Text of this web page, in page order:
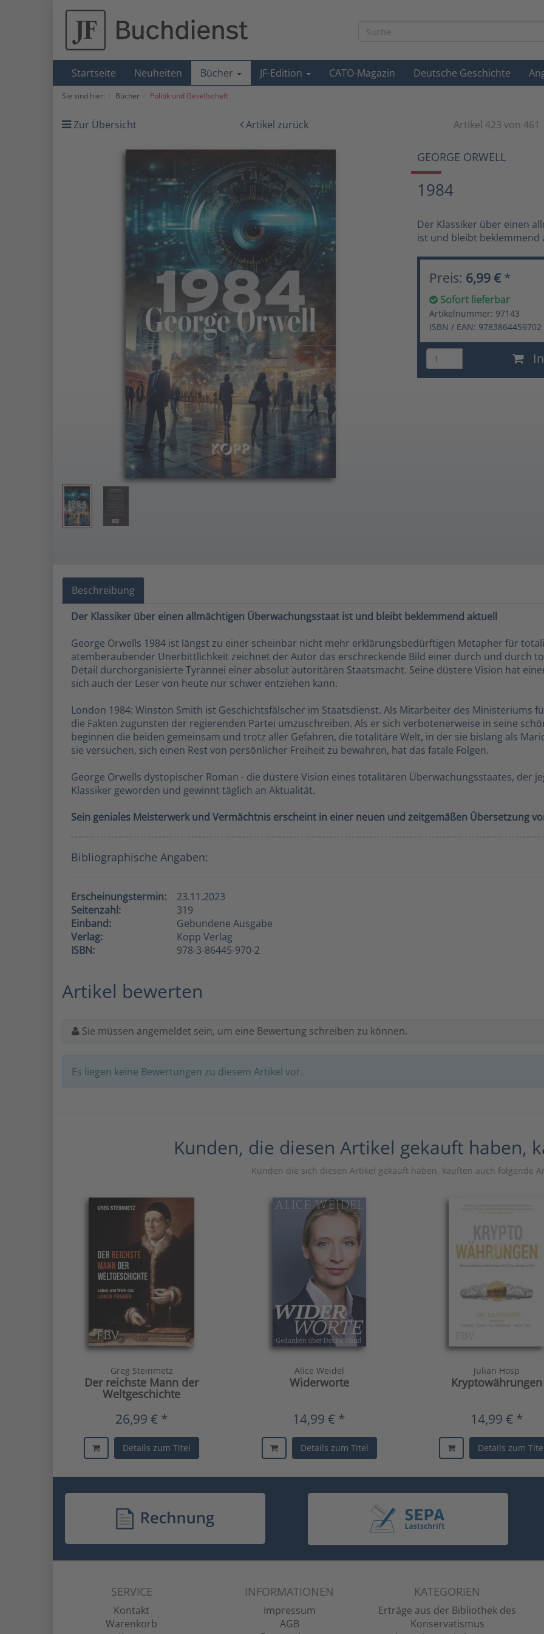
Startseite Neuheiten Bücher JF-Edition CATO-Magazin Deutsche Geschichte
Sie sind hier: Bücher Politik und Gesellschaft
Zur Übersicht Artikel zurück Artikel 423 von 461
GEORGE ORWELL
1984
Der Klassiker über einen
ist und bleibt beklemmend
Preis: 6,99 € *
Sofort lieferbar
Artikelnummer: 97143
ISBN / EAN: 9783864459702
Beschreibung
Der Klassiker über einen allmächtigen Überwachungsstaat ist und bleibt beklemmend aktuell
George Orwells 1984 ist längst zu einer scheinbar nicht mehr erklärungsbedürftigen Metapher für
atemberaubender Unerbittlichkeit zeichnet der Autor das erschreckende Bild einer durch und durch
Detail durchorganisierte Tyrannei einer absolut autoritären Staatsmacht. Seine düstere Vision hat
sich auch der Leser von heute nur schwer entziehen kann.
London 1984: Winston Smith ist Geschichtsfälscher im Staatsdienst. Als Mitarbeiter des Ministeriums
die Fakten zugunsten der regierenden Partei umzuschreiben. Als er sich verbotenerweise in seine
beginnen die beiden gemeinsam und trotz aller Gefahren, die totalitäre Welt, in der sie bislang als
sie versuchen, sich einen Rest von persönlicher Freiheit zu bewahren, hat das fatale Folgen.
George Orwells dystopischer Roman - die düstere Vision eines totalitären Überwachungsstaates, der
Klassiker geworden und gewinnt täglich an Aktualität.
Sein geniales Meisterwerk und Vermächtnis erscheint in einer neuen und zeitgemäßen Übersetzung
Bibliographische Angaben:
Erscheinungstermin:
23.11.2023
Seitenzahl:
319
Einband:
Gebundene Ausgabe
Verlag:
Kopp Verlag
ISBN:
978-3-86445-970-2
Artikel bewerten
Sie müssen angemeldet sein, um eine Bewertung schreiben zu können.
Es liegen keine Bewertungen zu diesem Artikel vor.
Kunden, die diesen Artikel gekauft haben,
Kunden die sich diesen Artikel gekauft haben, kauften auch folgende
Greg Steinmetz
Der reichste Mann der
Weltgeschichte
26,99 € *
Details zum Titel
Alice Weidel
Widerworte
14,99 € *
Details zum Titel
Julian Hosp
Kryptowährungen
14,99 € *
Details zum
SERVICE
Kontakt
Warenkorb
INFORMATIONEN
Impressum
AGB
KATEGORIEN
Erträge aus der Bibliothek des
Konservatismus